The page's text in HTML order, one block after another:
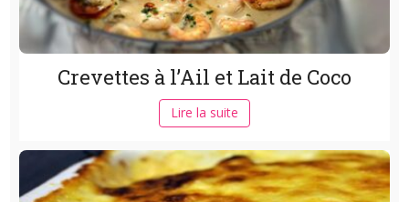
Crevettes à l’Ail et Lait de Coco
Lire la suite